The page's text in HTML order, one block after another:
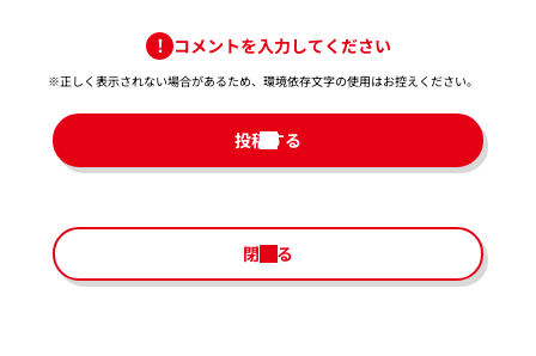
コメントを入力してください
※正しく表示されない場合があるため、環境依存文字の使用はお控えください。​
投稿する
閉じる